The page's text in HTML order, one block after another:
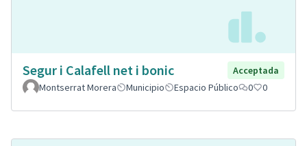
Segur i Calafell net i bonic
Acceptada
Montserrat Morera
Municipio Espacio Público 0 0